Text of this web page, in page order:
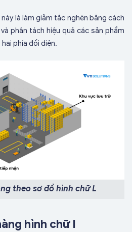
là làm giảm tắc nghẽn bằng cách
phân tách hiệu quả các sản phẩm
phía đối diện.
theo sơ đồ hình chữ L
hình chữ I